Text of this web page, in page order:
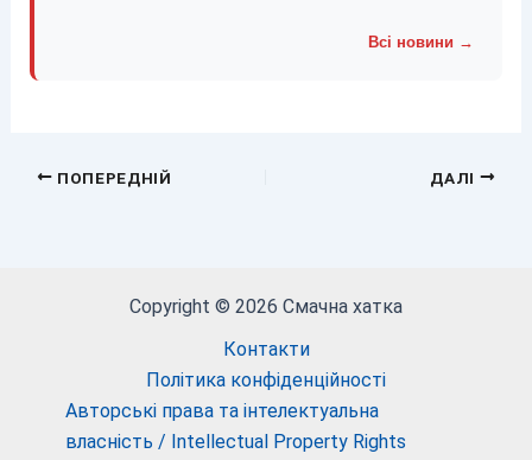
Всі новини →
ПОПЕРЕДНІЙ ДАЛІ
Copyright © 2026 Смачна хатка
Контакти
Політика конфіденційності
Авторські права та інтелектуальна
власність / Intellectual Property Rights